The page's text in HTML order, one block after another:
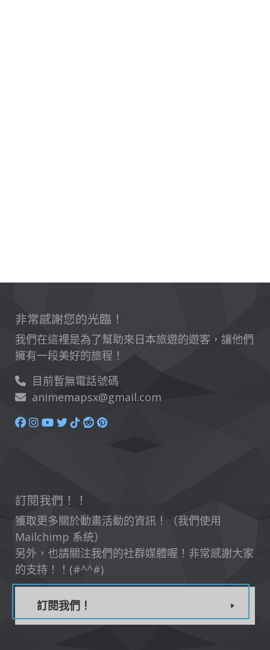
非常感謝您的光臨！
我們在這裡是為了幫助來日本旅遊的遊客，讓他們
擁有一段美好的旅程！
目前暫無電話號碼
animemapsx@gmail.com
訂閱我們！！
獲取更多關於動畫活動的資訊！（我們使用
Mailchimp 系統）
另外，也請關注我們的社群媒體喔！非常感謝大家
的支持！！(#^^#)
訂閱我們！